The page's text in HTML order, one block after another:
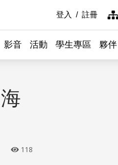
登入 註冊
影音 活動 學生專區 夥伴
118